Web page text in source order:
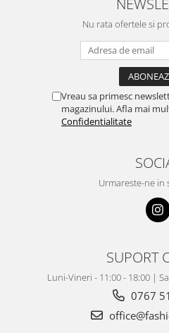
Nu rata ofertele si
Vreau sa primesc
magazinului. Afla mai
Confidentialitate
Urmareste-ne in
SUPORT
Luni-Vineri - 11:00 - 18:00 |
0767